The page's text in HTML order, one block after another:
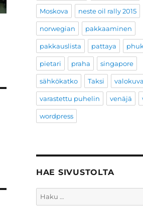
Moskova neste oil rally 2015
norwegian pakkaaminen
pakkauslista pattaya
pietari praha singapore
sähkökatko Taksi
varastettu puhelin venäjä
wordpress
HAE SIVUSTOLTA
Etsi: